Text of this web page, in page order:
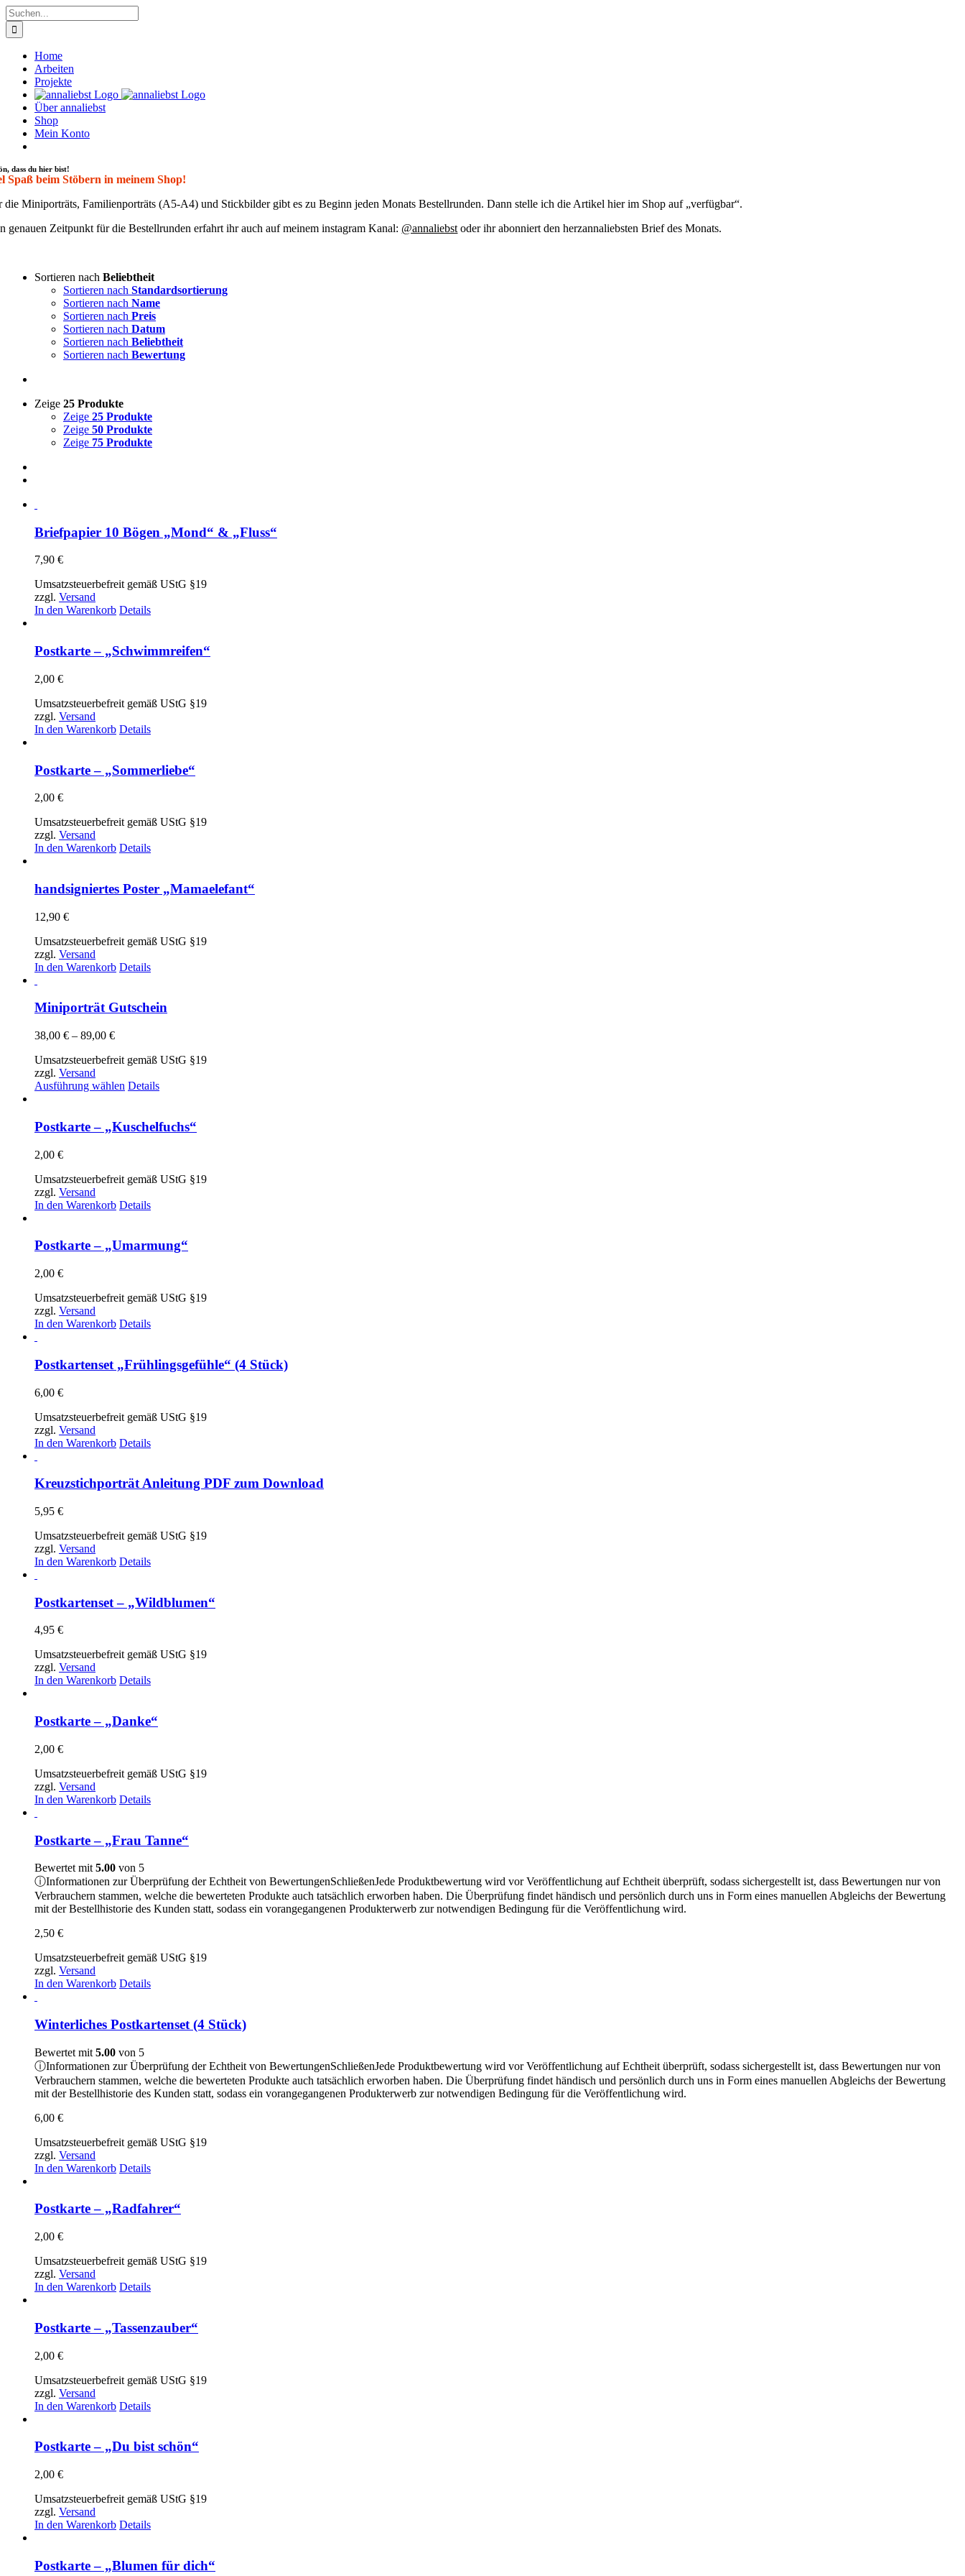
Zum
Inhalt
springen
Suche
nach:
Home
Arbeiten
Projekte
Über annaliebst
Shop
Mein Konto
dass du hier bist!
Spaß beim Stöbern in meinem Shop!
die Mini­por­träts, Fami­li­en­por­träts (A5-A4) und Stick­bil­der gibt es zu Beginn jeden Monats Bestell­run­den. Dann stel­le ich die Arti­kel hier im Shop auf „ver­füg­bar“.
genau­en Zeit­punkt für die Bestell­run­den erfahrt ihr auch auf mei­nem insta­gram Kanal: @annaliebst oder ihr abon­niert den her­zan­na­liebs­ten Brief des Monats.
Sortieren nach Beliebtheit
Sortieren nach Standardsortierung
Sortieren nach Name
Sortieren nach Preis
Sortieren nach Datum
Sortieren nach Beliebtheit
Sortieren nach Bewertung
Zeige 25 Produkte
Zeige 25 Produkte
Zeige 50 Produkte
Zeige 75 Produkte
Briefpapier 10 Bögen „Mond“ & „Fluss“
7,90 €
Umsatzsteuerbefreit gemäß UStG §19
zzgl. Versand
In den Warenkorb Details
Postkarte – „Schwimmreifen“
2,00 €
Umsatzsteuerbefreit gemäß UStG §19
zzgl. Versand
In den Warenkorb Details
Postkarte – „Sommerliebe“
2,00 €
Umsatzsteuerbefreit gemäß UStG §19
zzgl. Versand
In den Warenkorb Details
handsigniertes Poster „Mamaelefant“
12,90 €
Umsatzsteuerbefreit gemäß UStG §19
zzgl. Versand
In den Warenkorb Details
Miniporträt Gutschein
38,00 € – 89,00 €Preisspanne:
bis
Umsatzsteuerbefreit gemäß UStG §19
zzgl. Versand
Ausführung wählen Dieses
mehrere
Varianten
Optionen
können
auf
der
werden
Details
Postkarte – „Kuschelfuchs“
2,00 €
Umsatzsteuerbefreit gemäß UStG §19
zzgl. Versand
In den Warenkorb Details
Postkarte – „Umarmung“
2,00 €
Umsatzsteuerbefreit gemäß UStG §19
zzgl. Versand
In den Warenkorb Details
Postkartenset „Frühlingsgefühle“ (4 Stück)
6,00 €
Umsatzsteuerbefreit gemäß UStG §19
zzgl. Versand
In den Warenkorb Details
Kreuzstichporträt Anleitung PDF zum Download
5,95 €
Umsatzsteuerbefreit gemäß UStG §19
zzgl. Versand
In den Warenkorb Details
Postkartenset – „Wildblumen“
4,95 €
Umsatzsteuerbefreit gemäß UStG §19
zzgl. Versand
In den Warenkorb Details
Postkarte – „Danke“
2,00 €
Umsatzsteuerbefreit gemäß UStG §19
zzgl. Versand
In den Warenkorb Details
Postkarte – „Frau Tanne“
Bewertet mit 5.00 von 5
ⓘInformationen zur Überprüfung der Echtheit von BewertungenSchließenJede Produktbewertung wird vor Veröffentlichung auf Echtheit überprüft, sodass sichergestellt ist, dass Bewertungen nur von
Verbrauchern stammen, welche die bewerteten Produkte auch tatsächlich erworben haben. Die Überprüfung findet händisch und persönlich durch uns in Form eines manuellen Abgleichs der Bewertung
mit der Bestellhistorie des Kunden statt, sodass ein vorangegangenen Produkterwerb zur notwendigen Bedingung für die Veröffentlichung wird.
2,50 €
Umsatzsteuerbefreit gemäß UStG §19
zzgl. Versand
In den Warenkorb Details
Winterliches Postkartenset (4 Stück)
Bewertet mit 5.00 von 5
ⓘInformationen zur Überprüfung der Echtheit von BewertungenSchließenJede Produktbewertung wird vor Veröffentlichung auf Echtheit überprüft, sodass sichergestellt ist, dass Bewertungen nur von
Verbrauchern stammen, welche die bewerteten Produkte auch tatsächlich erworben haben. Die Überprüfung findet händisch und persönlich durch uns in Form eines manuellen Abgleichs der Bewertung
mit der Bestellhistorie des Kunden statt, sodass ein vorangegangenen Produkterwerb zur notwendigen Bedingung für die Veröffentlichung wird.
6,00 €
Umsatzsteuerbefreit gemäß UStG §19
zzgl. Versand
In den Warenkorb Details
Postkarte – „Radfahrer“
2,00 €
Umsatzsteuerbefreit gemäß UStG §19
zzgl. Versand
In den Warenkorb Details
Postkarte – „Tassenzauber“
2,00 €
Umsatzsteuerbefreit gemäß UStG §19
zzgl. Versand
In den Warenkorb Details
Postkarte – „Du bist schön“
2,00 €
Umsatzsteuerbefreit gemäß UStG §19
zzgl. Versand
In den Warenkorb Details
Postkarte – „Blumen für dich“